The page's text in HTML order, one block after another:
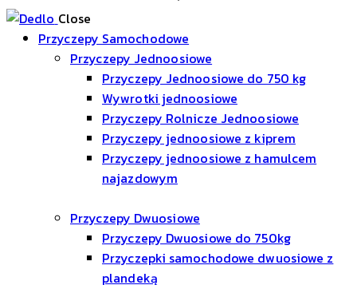
Close
Przyczepy Samochodowe
Przyczepy Jednoosiowe
Przyczepy Jednoosiowe do 750 kg
Wywrotki jednoosiowe
Przyczepy Rolnicze Jednoosiowe
Przyczepy jednoosiowe z kiprem
Przyczepy jednoosiowe z hamulcem
najazdowym
Przyczepy Dwuosiowe
Przyczepy Dwuosiowe do 750kg
Przyczepki samochodowe dwuosiowe z
plandeką